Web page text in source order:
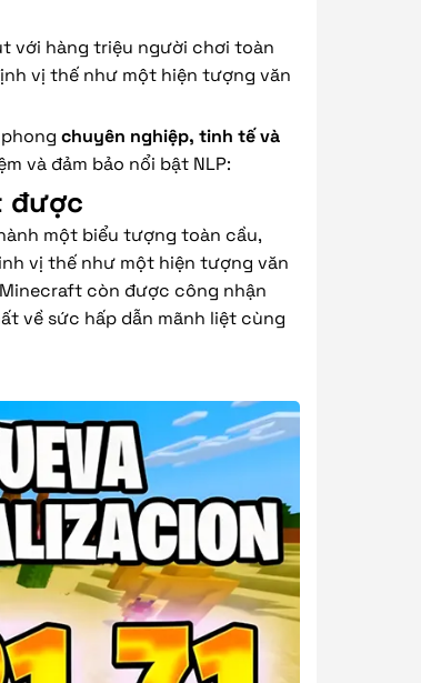
với hàng triệu người chơi toàn
vị thế như một hiện tượng văn
chuyên nghiệp, tinh tế và
và đảm bảo nổi bật NLP:
được
một biểu tượng toàn cầu,
vị thế như một hiện tượng văn
còn được công nhận
về sức hấp dẫn mãnh liệt cùng